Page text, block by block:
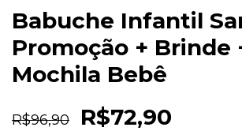
Babuche Infantil
Promoção + Brinde
Mochila Bebê
R$96,90 R$72,90